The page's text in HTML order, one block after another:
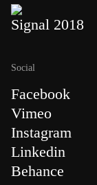
Signal 2018
Social
Facebook
Vimeo
Instagram
Linkedin
Behance